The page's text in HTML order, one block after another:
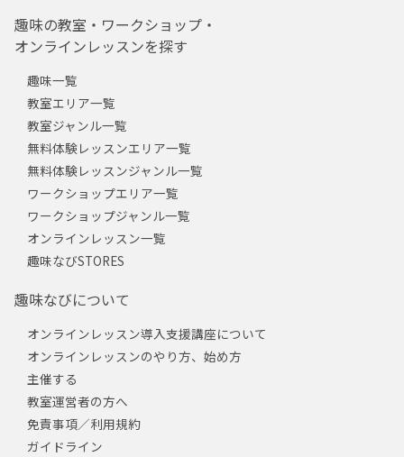
趣味の教室・ワークショップ・
オンラインレッスンを探す
趣味一覧
教室エリア一覧
教室ジャンル一覧
無料体験レッスンエリア一覧
無料体験レッスンジャンル一覧
ワークショップエリア一覧
ワークショップジャンル一覧
オンラインレッスン一覧
趣味なびSTORES
趣味なびについて
オンラインレッスン導入支援講座について
オンラインレッスンのやり方、始め方
主催する
教室運営者の方へ
免責事項／利用規約
ガイドライン